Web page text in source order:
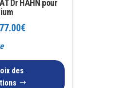
Dr HAHN pour
77.00€
prix :
51.90€
des